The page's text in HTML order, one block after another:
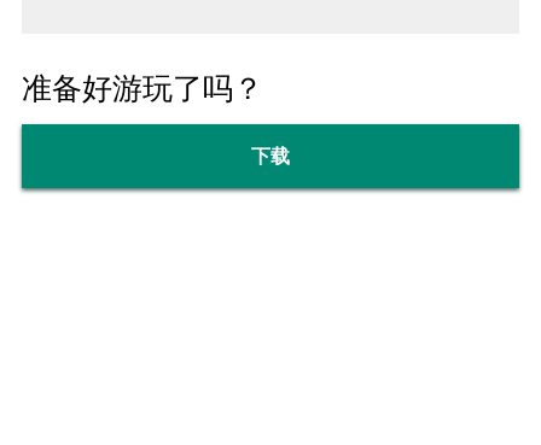
准备好游玩了吗？
下载